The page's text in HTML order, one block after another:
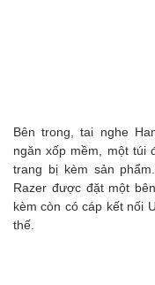
Bên trong, tai nghe
ngăn xốp mềm, một túi
trang bị kèm sản
Razer được đặt một
kèm còn có cáp kết nối
thế.